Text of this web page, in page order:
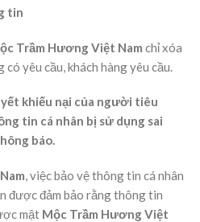
tin
Trầm Hương Việt Nam chỉ xóa
yêu cầu, khách hàng yêu cầu.
khiếu nại của người tiêu
tin cá nhân bị sử dụng sai
báo.
, việc bảo vệ thông tin cá nhân
được đảm bảo rằng thông tin
mật Mộc Trầm Hương Việt